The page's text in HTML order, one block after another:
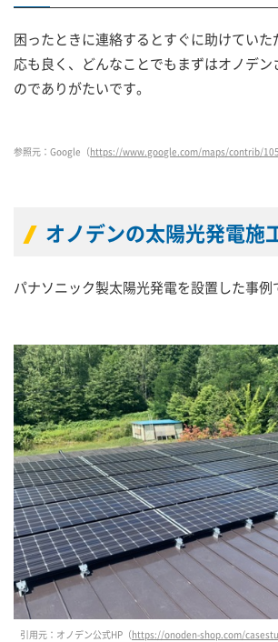
困ったときに連絡するとすぐに助けてい
応も良く、どんなことでもまずはオノデン
のでありがたいです。
参照元：Google（https://www.google.com/maps/contrib/
オノデンの太陽光発電施
パナソニック製太陽光発電を設置した事例
引用元：オノデン公式HP（https://onoden-shop.com/